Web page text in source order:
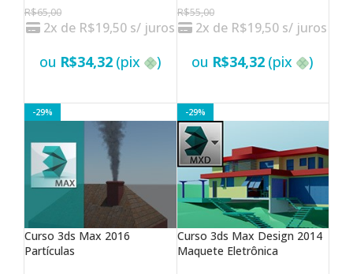
R$65,00
2x de R$19,50 s/ juros
ou R$34,32 (pix )
R$55,00
2x de R$19,50 s/ juros
ou R$34,32 (pix )
-29%
Curso 3ds Max 2016
Partículas
-29%
Curso 3ds Max Design 2014
Maquete Eletrônica